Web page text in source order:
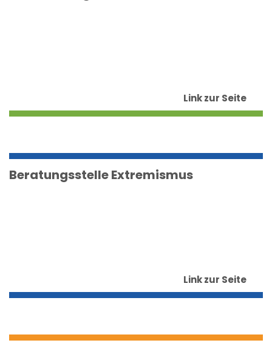
Link zur Seite
Beratungsstelle Extremismus
Link zur Seite